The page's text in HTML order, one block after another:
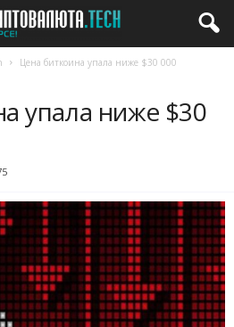
Цена биткоина упала ниже $30 000
упала ниже $30